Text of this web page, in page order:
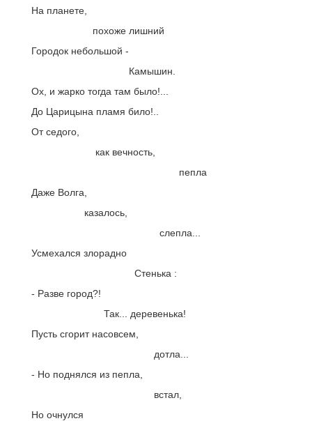
На планете,
похоже лишний
Городок небольшой -
Камышин.
Ох, и жарко тогда там было!...
До Царицына пламя било!..
От седого,
как вечность,
пепла
Даже Волга,
казалось,
слепла...
Усмехался злорадно
Стенька :
- Разве город?!
Так... деревенька!
Пусть сгорит насовсем,
дотла...
- Но поднялся из пепла,
встал,
Но очнулся